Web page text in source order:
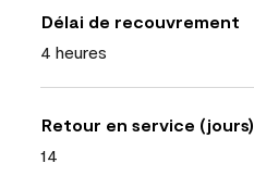
Délai de recouvrement
4 heures
Retour en service (jours)
14